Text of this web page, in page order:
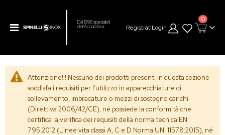
Toggle
Dal 1996 specialisti
dell’Acciaio Inox RegistratiLogin
Cart
0
Attenzione!!! Nessuno dei prodotti presenti in questa sezione
soddisfa i requisiti per l’utilizzo in apparecchiature di
sollevamento, imbracature o mezzi di sostegno carichi
(Direttiva 2006/42/CE), né possiede la conformità che
certifica la verifica dei requisiti della norma tecnica EN
795:2012 (Linee vita classi A, C e D Norma UNI 11578:2015), né